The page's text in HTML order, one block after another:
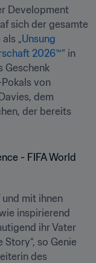
Development
sich der gesamte
„Unsung
2026™“ in
Geschenk
von
dem
der bereits
und mit ihnen
inspirierend
ihr Vater
so Genie
des